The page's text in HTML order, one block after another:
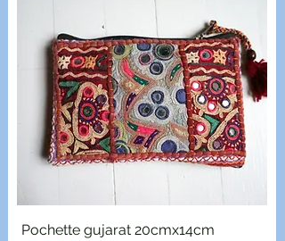
Pochette gujarat 20cmx14cm